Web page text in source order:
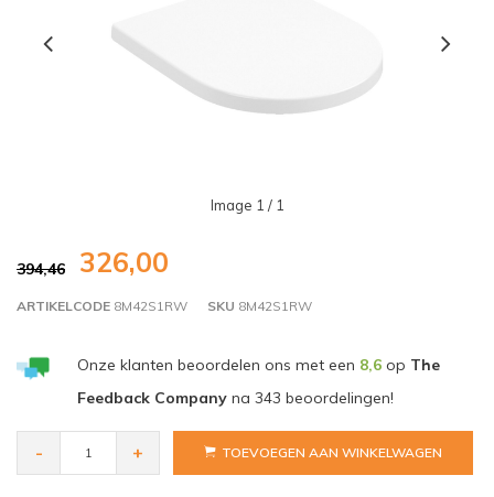
Image 1 / 1
394,46 326,00
ARTIKELCODE 8M42S1RW SKU 8M42S1RW
Onze klanten beoordelen ons met een 8,6op The
Feedback Companyna 343 beoordelingen!
- + TOEVOEGEN AAN WINKELWAGEN